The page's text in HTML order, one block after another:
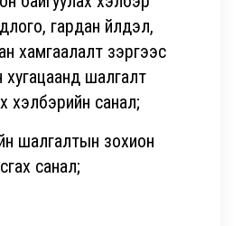
гардан үйлдэл,
хамгаалалт зэргээс
шалгалт
хэлбэрийн санал;
шалгалтын зохион
санал;